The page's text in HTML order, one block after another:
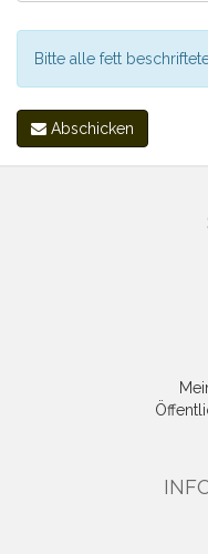
Bitte alle fett
Abschicken